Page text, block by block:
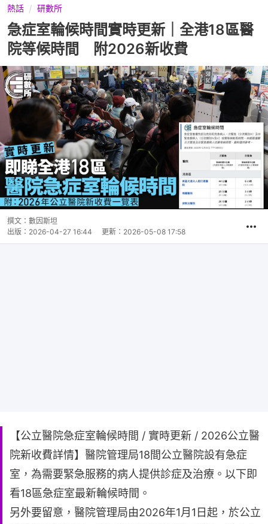
熱話 研數所
急症室輪候時間實時更新｜全港18區醫
院等候時間 附2026新收費
撰文： 數因斯坦
出版： 2026-04-27 16:44 更新： 2026-05-08 17:58
【公立醫院急症室輪候時間 / 實時更新 / 2026公立醫
院新收費詳情】醫院管理局18間公立醫院設有急症
室，為需要緊急服務的病人提供診症及治療。以下即
看18區急症室最新輪候時間。
另外要留意，醫院管理局由2026年1月1日起，於公立